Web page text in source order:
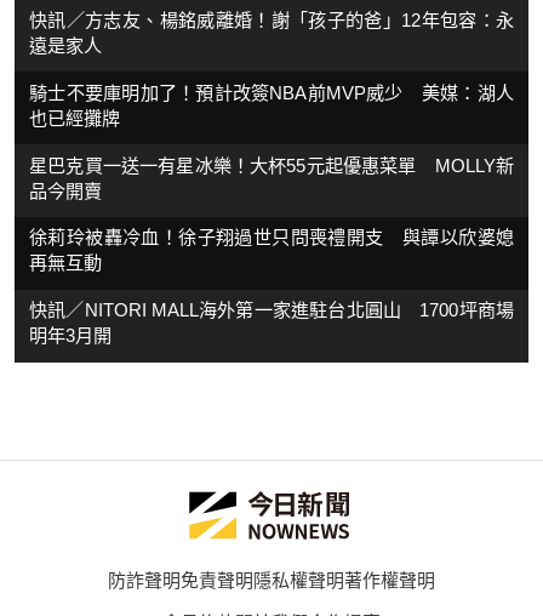
快訊／方志友、楊銘威離婚！謝「孩子的爸」12年包容：永
遠是家人
騎士不要庫明加了！預計改簽NBA前MVP威少 美媒：湖人
也已經攤牌
星巴克買一送一有星冰樂！大杯55元起優惠菜單 MOLLY新
品今開賣
徐莉玲被轟冷血！徐子翔過世只問喪禮開支 與譚以欣婆媳
再無互動
快訊／NITORI MALL海外第一家進駐台北圓山 1700坪商場
明年3月開
防詐聲明免責聲明隱私權聲明著作權聲明